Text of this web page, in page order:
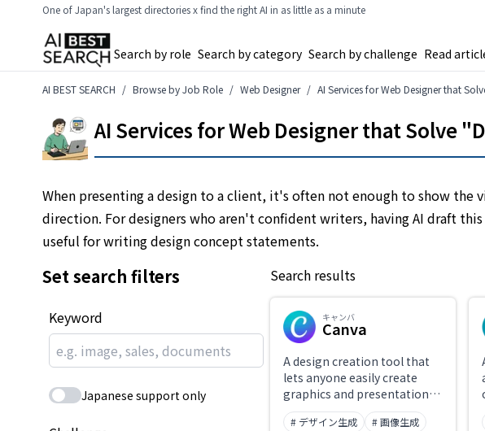
One of Japan's largest directories x find the right AI in as little as a minute
Search by role Search by category Search by challenge Read
AI BEST SEARCH Browse by Job Role Web Designer AI Services for Web Designer that
AI Services for Web Designer that Solve
When presenting a design to a client, it's often not enough to show
direction. For designers who aren't confident writers, having AI draft
useful for writing design concept statements.
Set search filters
Keyword
Japanese support only
Search results
キャンバ
Canva
A design creation tool that
lets anyone easily create
graphics and presentations
using templates.
# デザイン生成
# 画像生成